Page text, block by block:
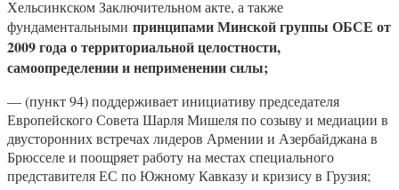
Хельсинкском Заключительном акте, а также
фундаментальными принципами Минской группы ОБСЕ от
2009 года о территориальной целостности,
самоопределении и неприменении силы;
— (пункт 94) поддерживает инициативу председателя
Европейского Совета Шарля Мишеля по созыву и медиации в
двусторонних встречах лидеров Армении и Азербайджана в
Брюсселе и поощряет работу на местах специального
представителя ЕС по Южному Кавказу и кризису в Грузия;